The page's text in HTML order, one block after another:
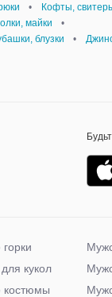
• Кофты,
майки
•
блузки •
горки
кукол
костюмы